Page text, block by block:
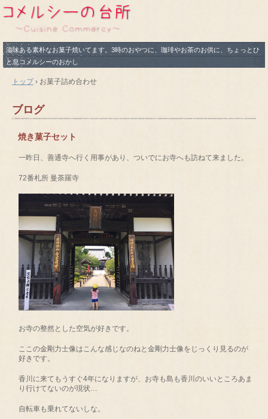
滋味ある素朴なお菓子焼いてます。3時のおやつに、珈琲やお茶のお供に、ちょっとひ
と息コメルシーのおかし
トップ› お菓子詰め合わせ
ブログ
焼き菓子セット
一昨日、善通寺へ行く用事があり、ついでにお寺へも訪ねて来ました。
72番札所 曼荼羅寺
お寺の整然とした空気が好きです。
ここの金剛力士像はこんな感じなのねと金剛力士像をじっくり見るのが
好きです。
香川に来てもうすぐ4年になりますが、お寺も島も香川のいいところあま
り行けてないのが現状…
自転車も乗れてないしな。